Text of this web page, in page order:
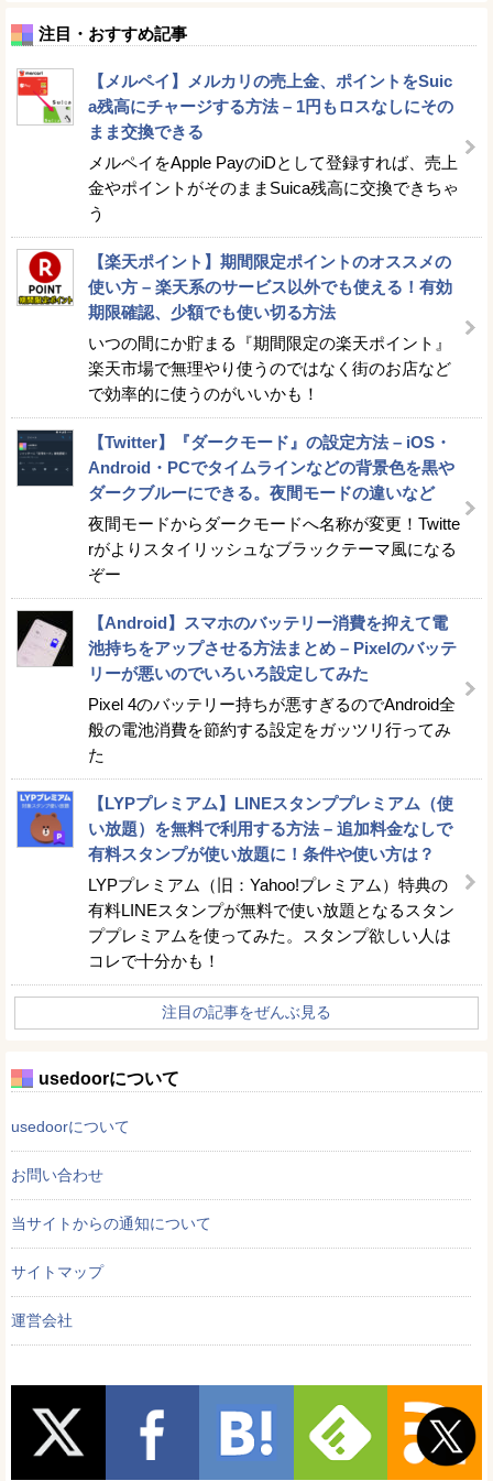
注目・おすすめ記事
【メルペイ】メルカリの売上金、ポイントをSuic
a残高にチャージする方法 – 1円もロスなしにその
まま交換できる
メルペイをApple PayのiDとして登録すれば、売上
金やポイントがそのままSuica残高に交換できちゃ
う
【楽天ポイント】期間限定ポイントのオススメの
使い方 – 楽天系のサービス以外でも使える！有効
期限確認、少額でも使い切る方法
いつの間にか貯まる『期間限定の楽天ポイント』
楽天市場で無理やり使うのではなく街のお店など
で効率的に使うのがいいかも！
【Twitter】『ダークモード』の設定方法 – iOS・
Android・PCでタイムラインなどの背景色を黒や
ダークブルーにできる。夜間モードの違いなど
夜間モードからダークモードへ名称が変更！Twitte
rがよりスタイリッシュなブラックテーマ風になる
ぞー
【Android】スマホのバッテリー消費を抑えて電
池持ちをアップさせる方法まとめ – Pixelのバッテ
リーが悪いのでいろいろ設定してみた
Pixel 4のバッテリー持ちが悪すぎるのでAndroid全
般の電池消費を節約する設定をガッツリ行ってみ
た
【LYPプレミアム】LINEスタンププレミアム（使
い放題）を無料で利用する方法 – 追加料金なしで
有料スタンプが使い放題に！条件や使い方は？
LYPプレミアム（旧：Yahoo!プレミアム）特典の
有料LINEスタンプが無料で使い放題となるスタン
ププレミアムを使ってみた。スタンプ欲しい人は
コレで十分かも！
注目の記事をぜんぶ見る
usedoorについて
usedoorについて
お問い合わせ
当サイトからの通知について
サイトマップ
運営会社